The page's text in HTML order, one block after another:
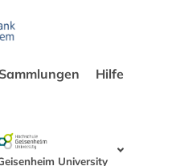
Sammlungen Hilfe
University